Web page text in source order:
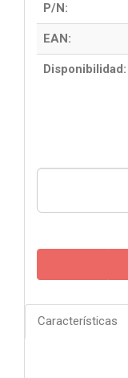
P/N:
EAN:
Disponibilidad:
Características